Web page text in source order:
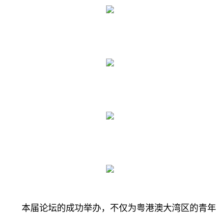
本届论坛的成功举办，不仅为粤港澳大湾区的青年